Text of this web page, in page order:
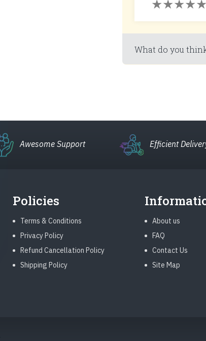
What do you
Awesome Support Efficient
Policies
Terms & Conditions
Privacy Policy
Refund Cancellation Policy
Shipping Policy
About us
FAQ
Contact Us
Site Map